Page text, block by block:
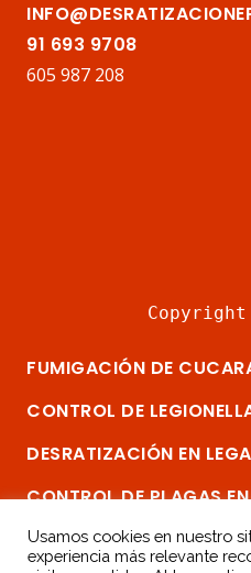
91 693 9708
605 987 208
FUMIGACIÓN DE
CONTROL DE
DESRATIZACIÓN EN
CONTROL DE PLAGAS
ELIMINAR CHINCHES EN
Usamos cookies en nuestro
experiencia más relevante